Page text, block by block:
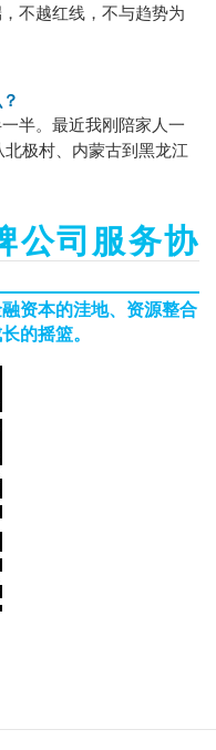
不越红线，不与趋势为
半。最近我刚陪家人一
北极村、内蒙古到黑龙江
公司服务协
资本的洼地、资源整合
的摇篮。